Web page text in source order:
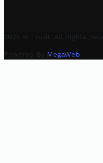
2025 © Trovit. All Rights
Powered By MegaWeb